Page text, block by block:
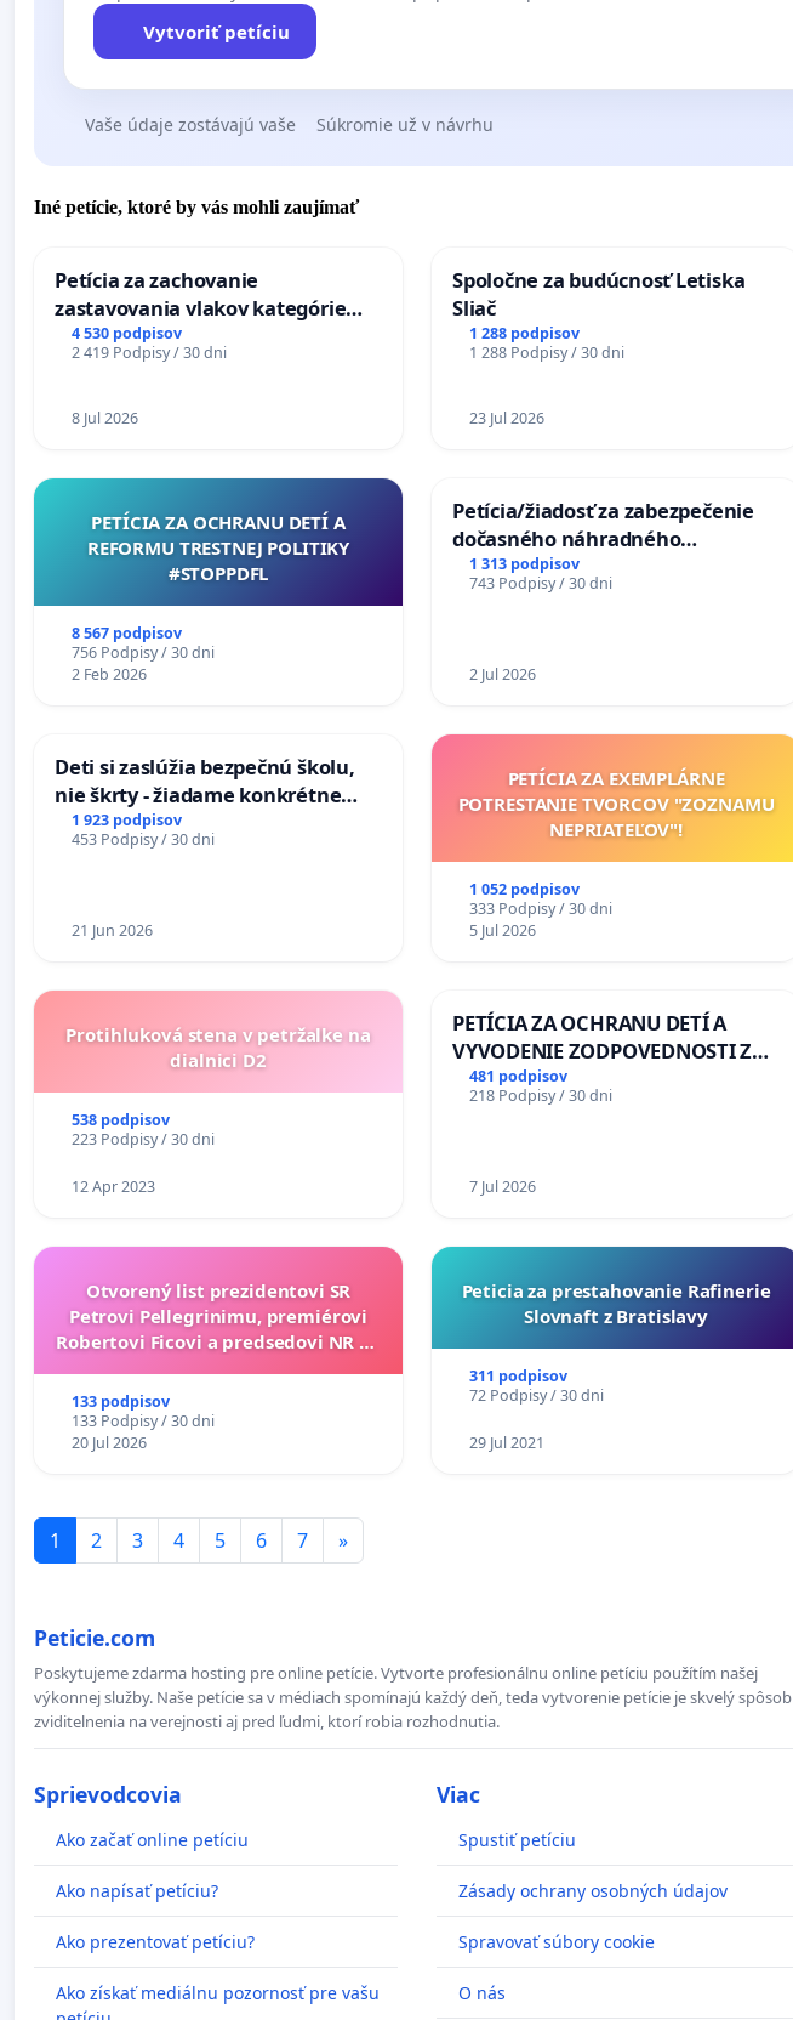
Vytvoriť petíciu
Vaše údaje zostávajú vaše Súkromie už v návrhu
Iné petície, ktoré by vás mohli zaujímať
Petícia za zachovanie
zastavovania vlakov kategórie
Expres (Ex) TATRAN v železničnej
stanici Púchov
4 530 podpisov
2 419 Podpisy / 30 dni
8 Jul 2026
Spoločne za budúcnosť Letiska
Sliač
1 288 podpisov
1 288 Podpisy / 30 dni
23 Jul 2026
PETÍCIA ZA OCHRANU DETÍ A
REFORMU TRESTNEJ POLITIKY
#STOPPDFL
8 567 podpisov
756 Podpisy / 30 dni
2 Feb 2026
Petícia/žiadosť za zabezpečenie
dočasného náhradného
premostenia Váhu počas úplnej
uzávery Vážskeho mosta v
1 313 podpisov
743 Podpisy / 30 dni
2 Jul 2026
Deti si zaslúžia bezpečnú školu,
nie škrty - žiadame konkrétne
opatrenia na zlepšenie situácie v
školstve
1 923 podpisov
453 Podpisy / 30 dni
21 Jun 2026
PETÍCIA ZA EXEMPLÁRNE
POTRESTANIE TVORCOV "ZOZNAMU
NEPRIATEĽOV"!
1 052 podpisov
333 Podpisy / 30 dni
5 Jul 2026
Protihluková stena v petržalke na
dialnici D2
538 podpisov
223 Podpisy / 30 dni
12 Apr 2023
PETÍCIA ZA OCHRANU DETÍ A
VYVODENIE ZODPOVEDNOSTI ZA
DLHOROČNÚ NEČINNOSŤ A
ZLYHANIE ŠTÁTU
481 podpisov
218 Podpisy / 30 dni
7 Jul 2026
Otvorený list prezidentovi SR
Petrovi Pellegrinimu, premiérovi
Robertovi Ficovi a predsedovi NR SR
133 podpisov
133 Podpisy / 30 dni
20 Jul 2026
Peticia za prestahovanie Rafinerie
Slovnaft z Bratislavy
311 podpisov
72 Podpisy / 30 dni
29 Jul 2021
1 2 3 4 5 6 7 »
Peticie.com
Poskytujeme zdarma hosting pre online petície. Vytvorte profesionálnu online petíciu použítím našej
výkonnej služby. Naše petície sa v médiach spomínajú každý deň, teda vytvorenie petície je skvelý spôsob
zviditelnenia na verejnosti aj pred ľudmi, ktorí robia rozhodnutia.
Sprievodcovia
Ako začať online petíciu
Ako napísať petíciu?
Ako prezentovať petíciu?
Ako získať mediálnu pozornosť pre vašu
Viac
Spustiť petíciu
Zásady ochrany osobných údajov
Spravovať súbory cookie
O nás